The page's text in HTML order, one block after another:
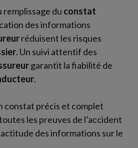
remplissage du constat
des informations
réduisent les risques
. Un suivi attentif des
garantit la fiabilité de
.
constat précis et complet
les preuves de l’accident
des informations sur le